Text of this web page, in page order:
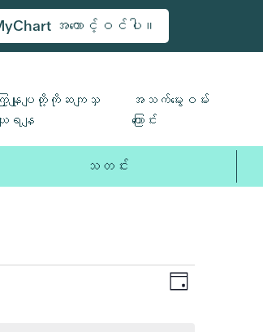
အကောင့်ဝင်ပါ။
ကြှနျုပျတို့ကိုဆကျသှ
ျရနျ
အသက်မွေးဝမ်း
ကြောင်း
သတင်း
Views
ပွဲ
နေ့